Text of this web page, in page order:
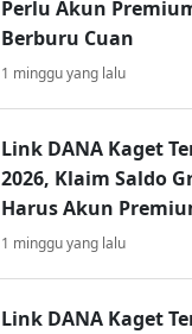
Perlu Akun
Berburu Cuan
1 minggu yang lalu
Link DANA Kaget
2026, Klaim Saldo
Harus Akun
1 minggu yang lalu
Link DANA Kaget